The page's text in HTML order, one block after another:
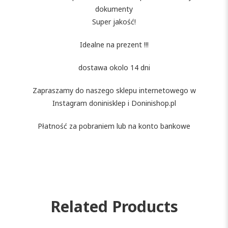
dokumenty
Super jakość!
Idealne na prezent !!!
dostawa okolo 14 dni
Zapraszamy do naszego sklepu internetowego w
Instagram doninisklep i Doninishop.pl
Płatność za pobraniem lub na konto bankowe
Related Products